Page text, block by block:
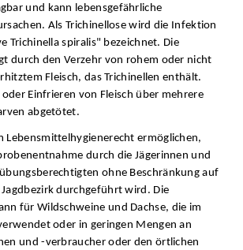
und kann lebensgefährliche
Als Trichinellose wird die Infektion
Trichinella spiralis" bezeichnet. Die
durch den Verzehr von rohem oder nicht
Fleisch, das Trichinellen enthält.
Einfrieren von Fleisch über mehrere
abgetötet.
Lebensmittelhygienerecht ermöglichen,
durch die Jägerinnen und
ohne Beschränkung auf
durchgeführt wird. Die
für Wildschweine und Dachse, die im
oder in geringen Mengen an
und -verbraucher oder den örtlichen